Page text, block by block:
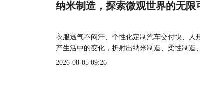
纳米制造，探索微观世界的无限
衣服透气不闷汗、个性化定制汽车交付快、
产生活中的变化，折射出纳米制造、柔性制造
2026-08-05 09:26